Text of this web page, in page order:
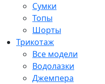
Сумки
Топы
Шорты
Трикотаж
Все модели
Водолазки
Джемпера